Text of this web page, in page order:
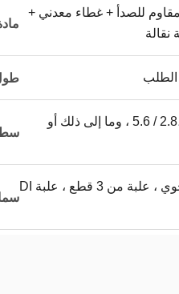
للصدأ + غطاء معدني +
نقالة
1.1 / 1.1،2.0 / 2.0،2.8 / 2.8،5.6 / 5.6 ، وما إلى ذلك أو
علب الطعام ، علبة الهباء الجوي ، علبة من 3 قطع ، علبة DI